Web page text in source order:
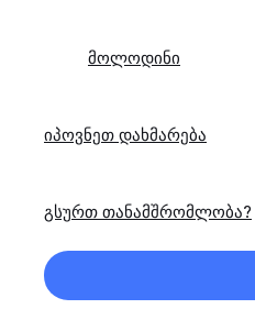
მოლოდინი
იპოვნეთ დახმარება
გსურთ თანამშრომლობა?